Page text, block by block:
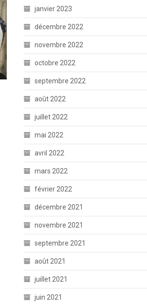
janvier 2023
décembre 2022
novembre 2022
octobre 2022
septembre 2022
août 2022
juillet 2022
mai 2022
avril 2022
mars 2022
février 2022
décembre 2021
novembre 2021
septembre 2021
août 2021
juillet 2021
juin 2021